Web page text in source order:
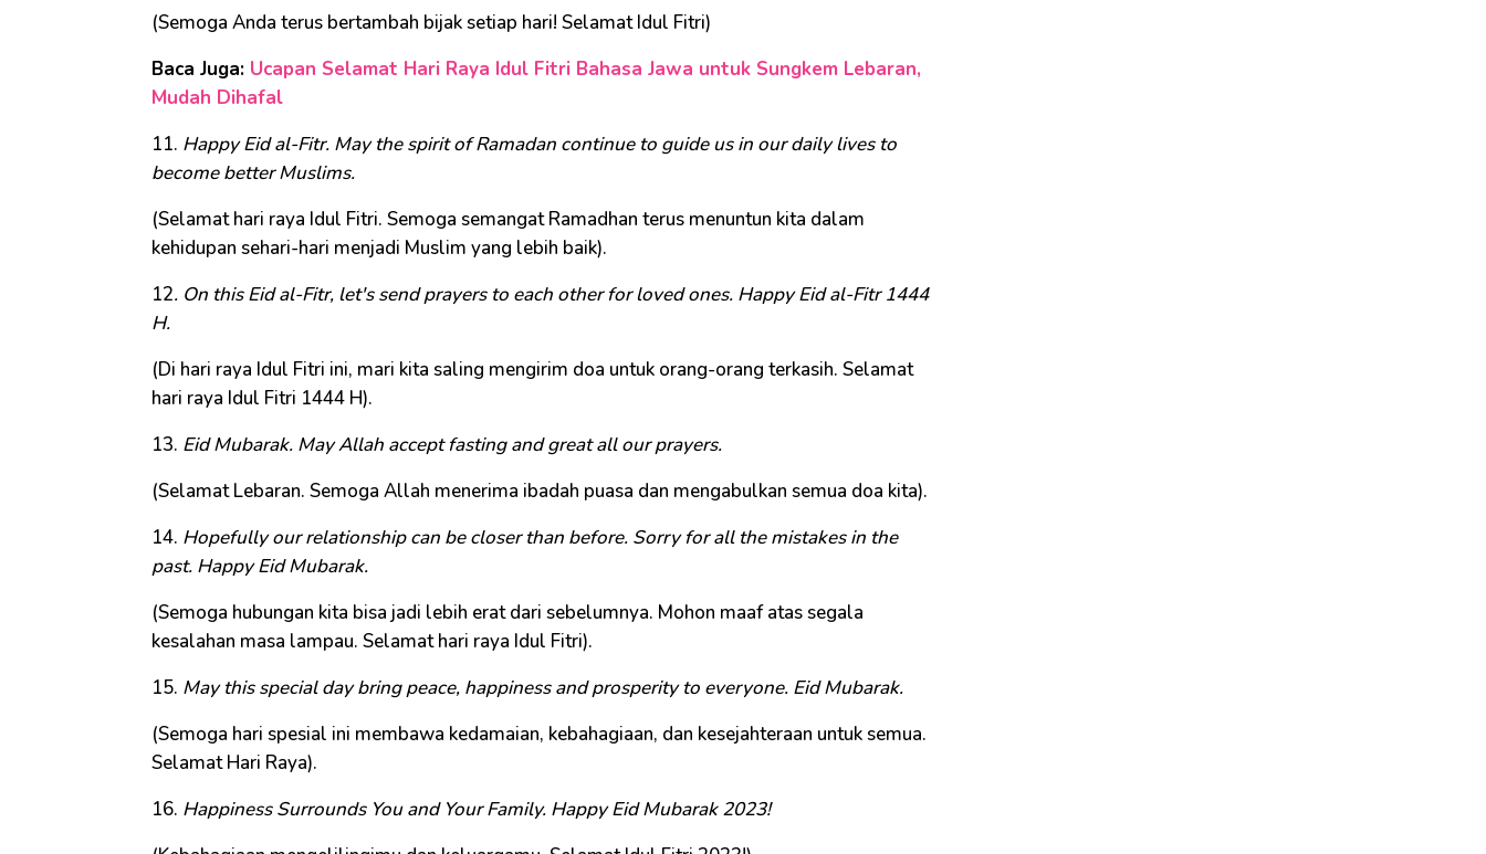
(Semoga Anda terus bertambah bijak setiap hari! Selamat Idul Fitri)
Baca Juga: Ucapan Selamat Hari Raya Idul Fitri Bahasa Jawa untuk Sungkem Lebaran,
Mudah Dihafal
11. Happy Eid al-Fitr. May the spirit of Ramadan continue to guide us in our daily lives to
become better Muslims.
(Selamat hari raya Idul Fitri. Semoga semangat Ramadhan terus menuntun kita dalam
kehidupan sehari-hari menjadi Muslim yang lebih baik).
12. On this Eid al-Fitr, let's send prayers to each other for loved ones. Happy Eid al-Fitr 1444
H.
(Di hari raya Idul Fitri ini, mari kita saling mengirim doa untuk orang-orang terkasih. Selamat
hari raya Idul Fitri 1444 H).
13. Eid Mubarak. May Allah accept fasting and great all our prayers.
(Selamat Lebaran. Semoga Allah menerima ibadah puasa dan mengabulkan semua doa kita).
14. Hopefully our relationship can be closer than before. Sorry for all the mistakes in the
past. Happy Eid Mubarak.
(Semoga hubungan kita bisa jadi lebih erat dari sebelumnya. Mohon maaf atas segala
kesalahan masa lampau. Selamat hari raya Idul Fitri).
15. May this special day bring peace, happiness and prosperity to everyone. Eid Mubarak.
(Semoga hari spesial ini membawa kedamaian, kebahagiaan, dan kesejahteraan untuk semua.
Selamat Hari Raya).
16. Happiness Surrounds You and Your Family. Happy Eid Mubarak 2023!